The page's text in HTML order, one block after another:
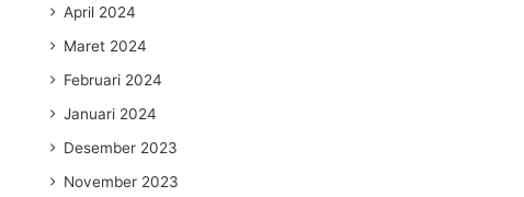
April 2024
Maret 2024
Februari 2024
Januari 2024
Desember 2023
November 2023